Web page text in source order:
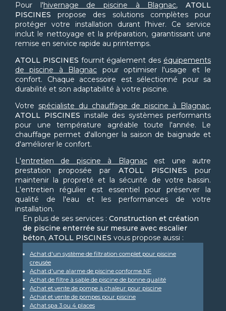
Pour l'hivernage de piscine à Blagnac,ATOLL
PISCINES propose des solutions complètes pour
protéger votre installation durant l'hiver. Ce service
inclut le nettoyage et la préparation, garantissant une
remise en service rapide au printemps.
ATOLL PISCINES fournit également des équipements
de piscine à Blagnac pour optimiser l'usage et le
confort. Chaque accessoire est sélectionné pour sa
durabilité et son adaptabilité à votre piscine.
Votre spécialiste du chauffage de piscine à Blagnac,
ATOLL PISCINES installe des systèmes performants
pour une température agréable toute l'année. Le
chauffage permet d'allonger la saison de baignade et
d'améliorer le confort.
L'entretien de piscine à Blagnacest une autre
prestation proposée par ATOLL PISCINES pour
maintenir la propreté et la sécurité de votre bassin.
L'entretien régulier est essentiel pour préserver la
qualité de l'eau et les performances de votre
installation.
En plus de ses services : Construction et création
de piscine enterrée sur mesure avec escalier
béton, ATOLL PISCINES vous propose aussi :
Achat d'un système de filtration complet pour piscine
creusée
Achat d'une alarme de piscine conforme NF
Achat de filtre à sable de piscine de bonne qualité
Achat et vente de pompe à chaleur pour piscine
Achat et vente de pompes pour piscine
Achat spa 3 ou 4 places